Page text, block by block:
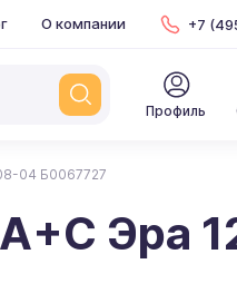
О компании +7
Профиль
04 Б0067727
Эра